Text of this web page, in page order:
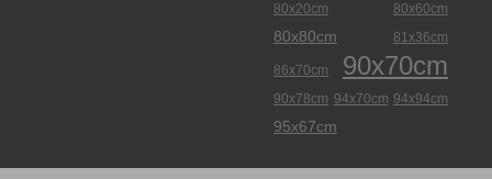
80x20cm 80x60cm
80x80cm 81x36cm
86x70cm 90x70cm
90x78cm 94x70cm 94x94cm
95x67cm